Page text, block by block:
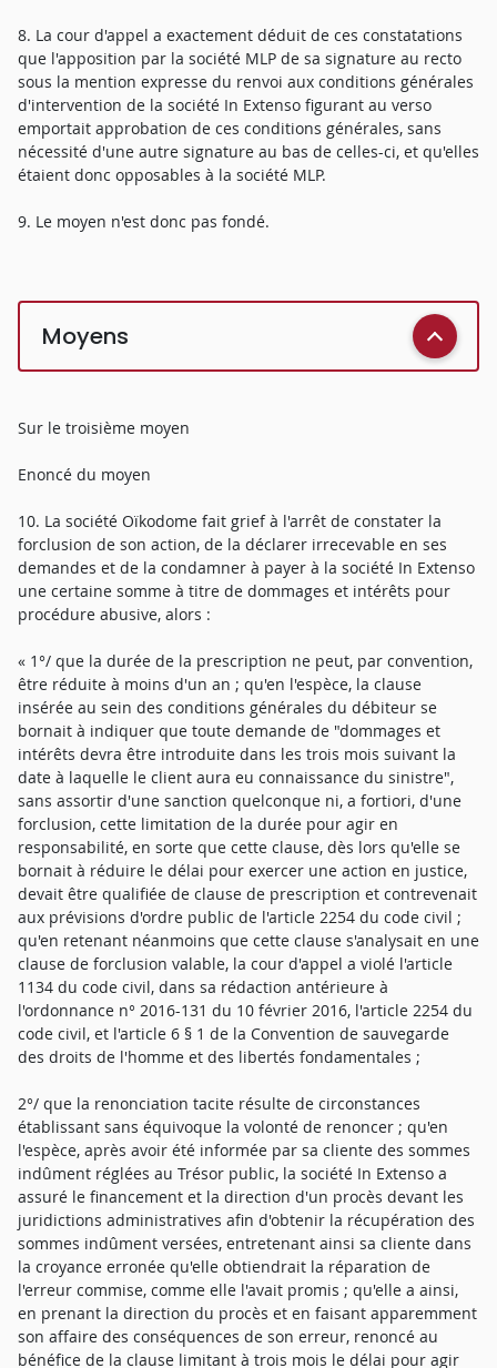
8. La cour d'appel a exactement déduit de ces constatations
que l'apposition par la société MLP de sa signature au recto
sous la mention expresse du renvoi aux conditions générales
d'intervention de la société In Extenso figurant au verso
emportait approbation de ces conditions générales, sans
nécessité d'une autre signature au bas de celles-ci, et qu'elles
étaient donc opposables à la société MLP.
9. Le moyen n'est donc pas fondé.
Moyens
Sur le troisième moyen
Enoncé du moyen
10. La société Oïkodome fait grief à l'arrêt de constater la
forclusion de son action, de la déclarer irrecevable en ses
demandes et de la condamner à payer à la société In Extenso
une certaine somme à titre de dommages et intérêts pour
procédure abusive, alors :
« 1°/ que la durée de la prescription ne peut, par convention,
être réduite à moins d'un an ; qu'en l'espèce, la clause
insérée au sein des conditions générales du débiteur se
bornait à indiquer que toute demande de "dommages et
intérêts devra être introduite dans les trois mois suivant la
date à laquelle le client aura eu connaissance du sinistre",
sans assortir d'une sanction quelconque ni, a fortiori, d'une
forclusion, cette limitation de la durée pour agir en
responsabilité, en sorte que cette clause, dès lors qu'elle se
bornait à réduire le délai pour exercer une action en justice,
devait être qualifiée de clause de prescription et contrevenait
aux prévisions d'ordre public de l'article 2254 du code civil ;
qu'en retenant néanmoins que cette clause s'analysait en une
clause de forclusion valable, la cour d'appel a violé l'article
1134 du code civil, dans sa rédaction antérieure à
l'ordonnance n° 2016-131 du 10 février 2016, l'article 2254 du
code civil, et l'article 6 § 1 de la Convention de sauvegarde
des droits de l'homme et des libertés fondamentales ;
2°/ que la renonciation tacite résulte de circonstances
établissant sans équivoque la volonté de renoncer ; qu'en
l'espèce, après avoir été informée par sa cliente des sommes
indûment réglées au Trésor public, la société In Extenso a
assuré le financement et la direction d'un procès devant les
juridictions administratives afin d'obtenir la récupération des
sommes indûment versées, entretenant ainsi sa cliente dans
la croyance erronée qu'elle obtiendrait la réparation de
l'erreur commise, comme elle l'avait promis ; qu'elle a ainsi,
en prenant la direction du procès et en faisant apparemment
son affaire des conséquences de son erreur, renoncé au
bénéfice de la clause limitant à trois mois le délai pour agir